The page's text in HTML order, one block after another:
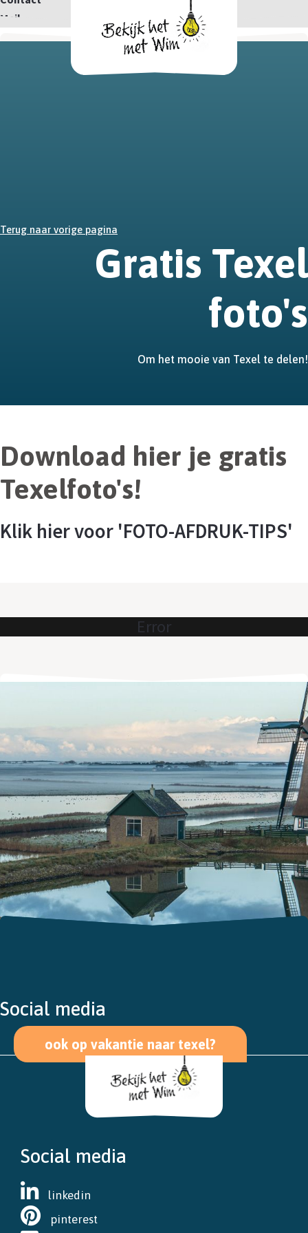
Mail
Terug naar vorige pagina
Gratis Texel
foto's
Om het mooie van Texel te delen!
Download hier je gratis
Texelfoto's!
Klik hier voor 'FOTO-AFDRUK-TIPS'
Error
Social media
ook op vakantie naar texel?
Social media
linkedin
pinterest